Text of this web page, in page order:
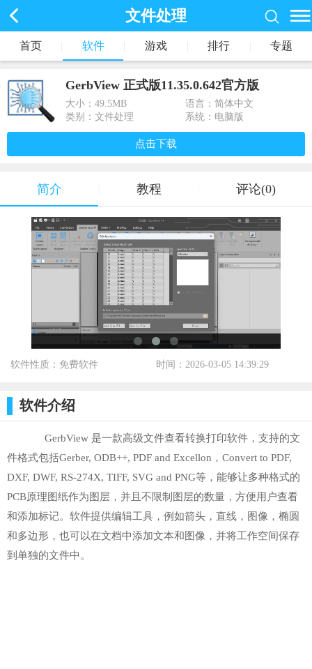
文件处理
首页 软件 游戏 排行 专题
GerbView 正式版11.35.0.642官方版
大小： 49.5MB
语言：简体中文
类别：文件处理
系统：电脑版
点击下载
简介 教程 评论(0)
软件性质：免费软件 时间：2026-03-05 14:39:29
软件介绍
GerbView 是一款高级文件查看转换打印软件，支持的文
件格式包括Gerber, ODB++, PDF and Excellon，Convert to PDF,
DXF, DWF, RS-274X, TIFF, SVG and PNG等，能够让多种格式的
PCB原理图纸作为图层，并且不限制图层的数量，方便用户查看
和添加标记。软件提供编辑工具，例如箭头，直线，图像，椭圆
和多边形，也可以在文档中添加文本和图像，并将工作空间保存
到单独的文件中。